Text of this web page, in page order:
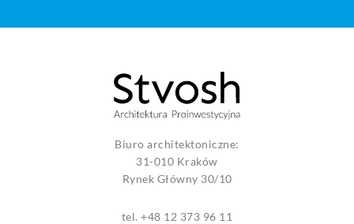
Biuro architektoniczne:
31-010 Kraków
Rynek Główny 30/10
tel. +48 12 373 96 11